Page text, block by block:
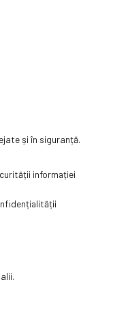
și în siguranță.
informației